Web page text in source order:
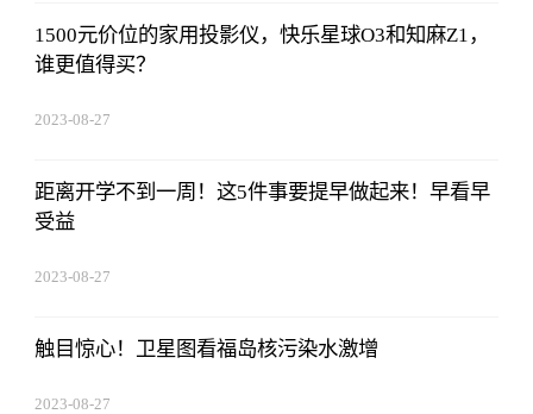
1500元价位的家用投影仪，快乐星球O3和知麻Z1，
谁更值得买？
2023-08-27
距离开学不到一周！这5件事要提早做起来！早看早
受益
2023-08-27
触目惊心！卫星图看福岛核污染水激增
2023-08-27